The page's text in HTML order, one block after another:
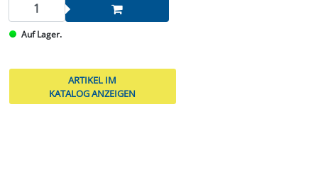
Auf Lager.
ARTIKEL IM
KATALOG ANZEIGEN